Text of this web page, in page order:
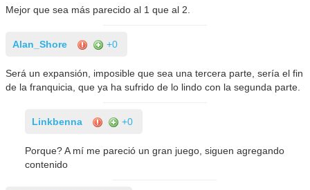
Mejor que sea más parecido al 1 que al 2.
Alan_Shore +0
Será un expansión, imposible que sea una tercera parte, sería el fin
de la franquicia, que ya ha sufrido de lo lindo con la segunda parte.
Linkbenna +0
Porque? A mí me pareció un gran juego, siguen agregando
contenido